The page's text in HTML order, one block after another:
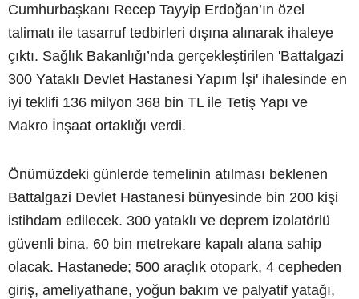
Cumhurbaşkanı Recep Tayyip Erdoğan’ın özel
talimatı ile tasarruf tedbirleri dışına alınarak ihaleye
çıktı. Sağlık Bakanlığı’nda gerçekleştirilen 'Battalgazi
300 Yataklı Devlet Hastanesi Yapım İşi' ihalesinde en
iyi teklifi 136 milyon 368 bin TL ile Tetiş Yapı ve
Makro İnşaat ortaklığı verdi.
Önümüzdeki günlerde temelinin atılması beklenen
Battalgazi Devlet Hastanesi bünyesinde bin 200 kişi
istihdam edilecek. 300 yataklı ve deprem izolatörlü
güvenli bina, 60 bin metrekare kapalı alana sahip
olacak. Hastanede; 500 araçlık otopark, 4 cepheden
giriş, ameliyathane, yoğun bakım ve palyatif yatağı,